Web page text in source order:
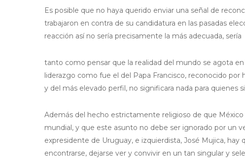
Es posible que no haya querido enviar una señal de
trabajaron en contra de su candidatura en las pasadas
reacción así no sería precisamente la más adecuada, sería
tanto como pensar que la realidad del mundo se agota
liderazgo como fue el del Papa Francisco, reconocido
y del más elevado perfil, no significara nada para
Además del hecho estrictamente religioso de que
mundial, y que este asunto no debe ser ignorado por un
expresidente de Uruguay, e izquierdista, José Mujica,
encontrarse, dejarse ver y convivir en un tan singular y